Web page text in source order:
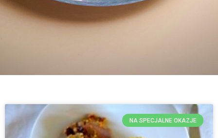
NA SPECJALNE OKAZJE